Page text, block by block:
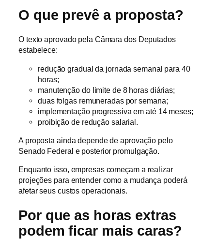
O que prevê a proposta?
O texto aprovado pela Câmara dos Deputados
estabelece:
redução gradual da jornada semanal para 40
horas;
manutenção do limite de 8 horas diárias;
duas folgas remuneradas por semana;
implementação progressiva em até 14 meses;
proibição de redução salarial.
A proposta ainda depende de aprovação pelo
Senado Federal e posterior promulgação.
Enquanto isso, empresas começam a realizar
projeções para entender como a mudança poderá
afetar seus custos operacionais.
Por que as horas extras
podem ficar mais caras?